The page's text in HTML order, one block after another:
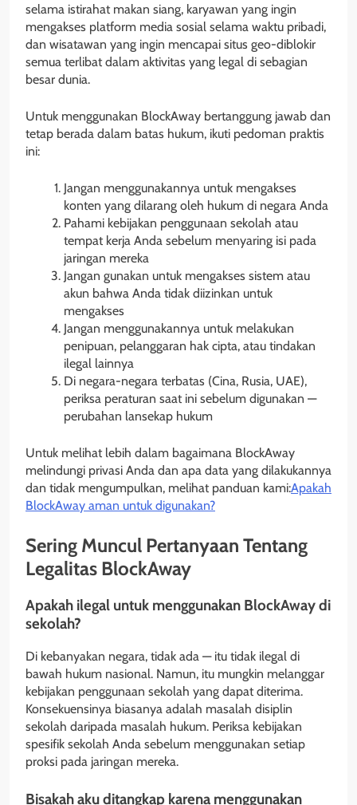
selama istirahat makan siang, karyawan yang ingin
mengakses platform media sosial selama waktu pribadi,
dan wisatawan yang ingin mencapai situs geo-diblokir
semua terlibat dalam aktivitas yang legal di sebagian
besar dunia.
Untuk menggunakan BlockAway bertanggung jawab dan
tetap berada dalam batas hukum, ikuti pedoman praktis
ini:
Jangan menggunakannya untuk mengakses
konten yang dilarang oleh hukum di negara Anda
Pahami kebijakan penggunaan sekolah atau
tempat kerja Anda sebelum menyaring isi pada
jaringan mereka
Jangan gunakan untuk mengakses sistem atau
akun bahwa Anda tidak diizinkan untuk
mengakses
Jangan menggunakannya untuk melakukan
penipuan, pelanggaran hak cipta, atau tindakan
ilegal lainnya
Di negara-negara terbatas (Cina, Rusia, UAE),
periksa peraturan saat ini sebelum digunakan —
perubahan lansekap hukum
Untuk melihat lebih dalam bagaimana BlockAway
melindungi privasi Anda dan apa data yang dilakukannya
dan tidak mengumpulkan, melihat panduan kami:Apakah
BlockAway aman untuk digunakan?
Sering Muncul Pertanyaan Tentang
Legalitas BlockAway
Apakah ilegal untuk menggunakan BlockAway di
sekolah?
Di kebanyakan negara, tidak ada — itu tidak ilegal di
bawah hukum nasional. Namun, itu mungkin melanggar
kebijakan penggunaan sekolah yang dapat diterima.
Konsekuensinya biasanya adalah masalah disiplin
sekolah daripada masalah hukum. Periksa kebijakan
spesifik sekolah Anda sebelum menggunakan setiap
proksi pada jaringan mereka.
Bisakah aku ditangkap karena menggunakan